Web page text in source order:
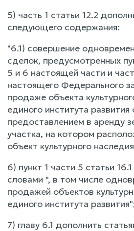
5) часть 1 статьи 12.2
следующего содержания:
"6.1) совершение
сделок, предусмотренных
5 и 6 настоящей части и
настоящего Федерального
продаже объекта
единого института
предоставлением в аренду
участка, на котором
объект культурного
6) пункт 1 части 5 статьи
словами ", в том числе
продажей объектов
единого института
7) главу 6.1 дополнить